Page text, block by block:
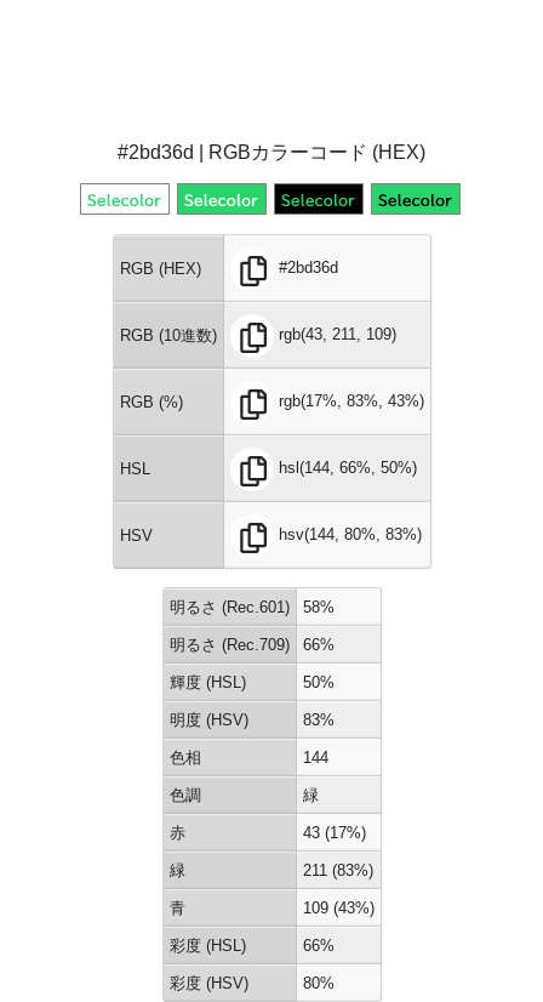
#2bd36d | RGBカラーコード (HEX)
RGB (HEX) #2bd36d
RGB (10進数) rgb(43, 211, 109)
RGB (%) rgb(17%, 83%, 43%)
HSL hsl(144, 66%, 50%)
HSV hsv(144, 80%, 83%)
明るさ (Rec.601) 58%
明るさ (Rec.709) 66%
輝度 (HSL) 50%
明度 (HSV) 83%
色相 144
色調 緑
赤 43 (17%)
緑 211 (83%)
青 109 (43%)
彩度 (HSL) 66%
彩度 (HSV) 80%